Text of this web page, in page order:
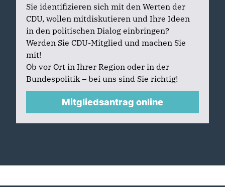
Sie identifizieren sich mit den Werten der
CDU, wollen mitdiskutieren und Ihre Ideen
in den politischen Dialog einbringen?
Werden Sie CDU-Mitglied und machen Sie
mit!
Ob vor Ort in Ihrer Region oder in der
Bundespolitik – bei uns sind Sie richtig!
Mitgliedsantrag online